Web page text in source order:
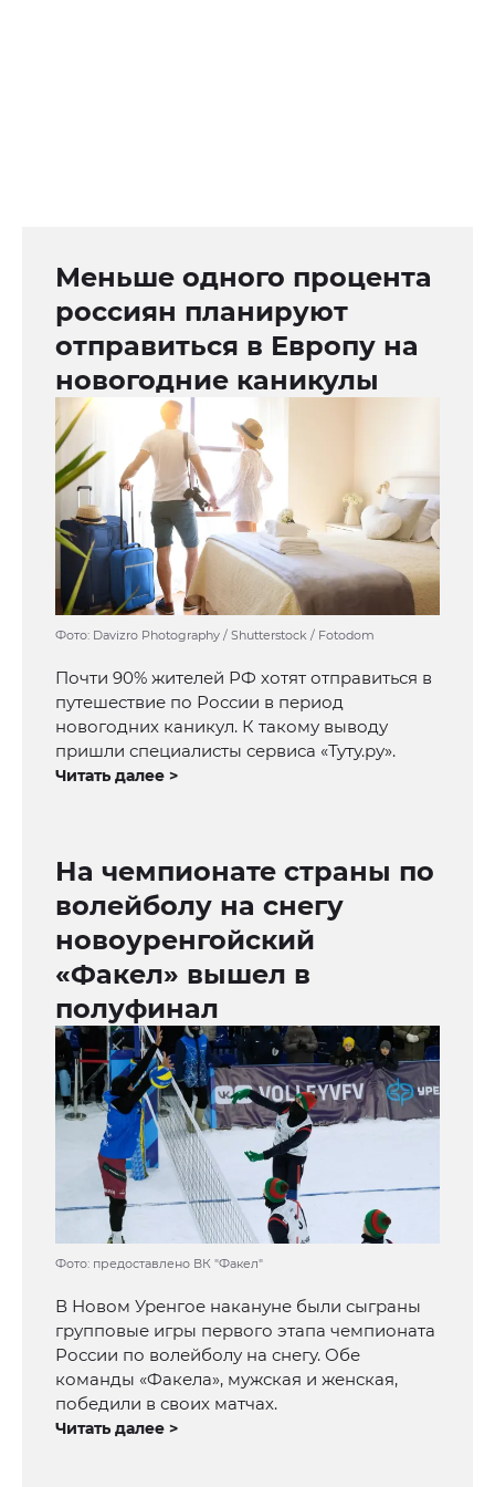
Меньше одного процента
россиян планируют
отправиться в Европу на
новогодние каникулы
Фото: Davizro Photography / Shutterstock / Fotodom
Почти 90% жителей РФ хотят отправиться в
путешествие по России в период
новогодних каникул. К такому выводу
пришли специалисты сервиса «Туту.ру».
Читать далее >
На чемпионате страны по
волейболу на снегу
новоуренгойский
«Факел» вышел в
полуфинал
Фото: предоставлено ВК "Факел"
В Новом Уренгое накануне были сыграны
групповые игры первого этапа чемпионата
России по волейболу на снегу. Обе
команды «Факела», мужская и женская,
победили в своих матчах.
Читать далее >